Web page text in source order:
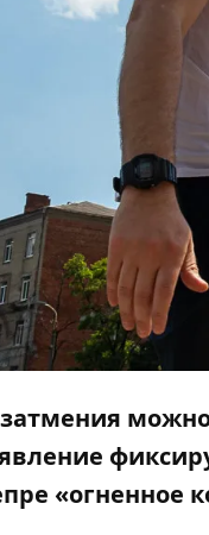
«огненное